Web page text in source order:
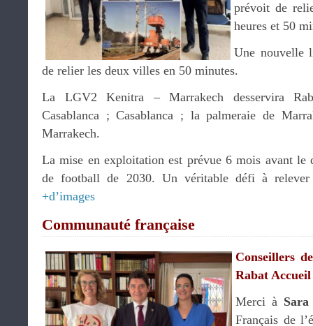
prévoit de
heures et 50
Une nouvelle
de relier les deux villes en 50 minutes.
La LGV2 Kenitra – Marrakech desservira
Casablanca ; Casablanca ; la palmeraie de
Marrakech.
La mise en exploitation est prévue 6 mois avant le
de football de 2030. Un véritable défi à relever
+d’images
Communauté française
Conseillers
Rabat Accueil
Merci à
Français de